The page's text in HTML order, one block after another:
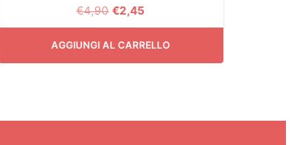
€4,90 €2,45
AGGIUNGI AL CARRELLO